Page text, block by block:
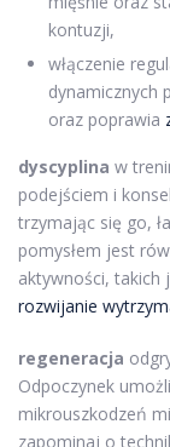
kontuzji,
włączenie
dynamicznych
oraz poprawia
dyscyplina w
podejściem i
trzymając się go,
pomysłem jest
aktywności, takich
rozwijanie
regeneracja
Odpoczynek
mikrouszkodzeń
zapominaj o